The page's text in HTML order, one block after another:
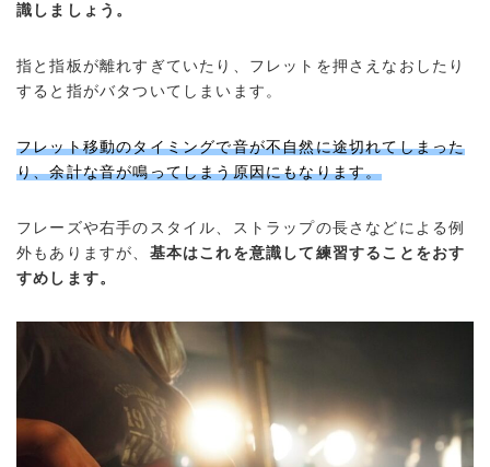
識しましょう。
指と指板が離れすぎていたり、フレットを押さえなおしたり
すると指がバタついてしまいます。
フレット移動のタイミングで音が不自然に途切れてしまった
り、余計な音が鳴ってしまう原因にもなります。
フレーズや右手のスタイル、ストラップの長さなどによる例
外もありますが、 基本はこれを意識して練習することをおす
すめします。